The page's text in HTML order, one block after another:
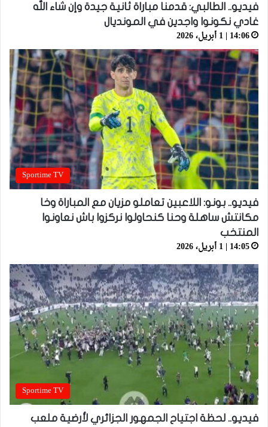
فيديو.. الطالبي: قدمنا مباراة ثانية جيدة وإن شاء الله
غادي نكونوا واجدين في المونديال
14:06 | 1 أبريل، 2026
Sportime TV
فيديو.. بونو: اللاعبين تعاملو مزيان مع المباراة وخا
مكانتش ساهلة وحنا كنحاولوا نركزوا باش نعاونوا
المنتخب
14:05 | 1 أبريل، 2026
Sportime TV
فيديو.. لحظة اجتياح الجمهور الجزائري لأرضية ملعب